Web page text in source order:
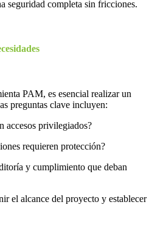
seguridad completa sin fricciones.
PAM, es esencial realizar un
preguntas clave incluyen:
accesos privilegiados?
requieren protección?
y cumplimiento que deban
el alcance del proyecto y establecer